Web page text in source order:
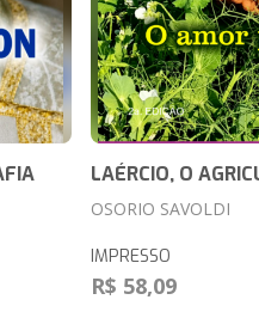
LAÉRCIO, O
OSORIO SAVOLDI
IMPRESSO
R$ 58,09